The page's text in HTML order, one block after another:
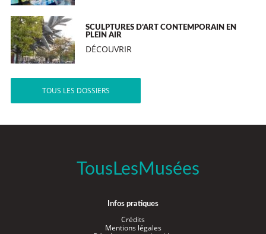
SCULPTURES D’ART CONTEMPORAIN EN
PLEIN AIR
DÉCOUVRIR
TOUS LES DOSSIERS
TousLesMusées
Infos pratiques
Crédits
Mentions légales